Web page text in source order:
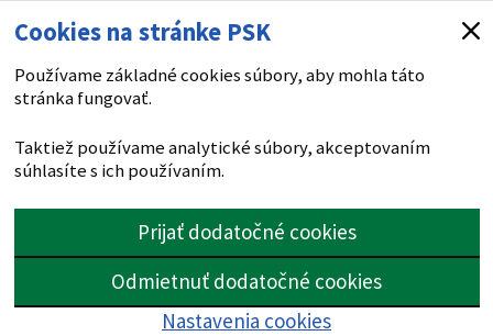
Cookies na stránke PSK
Používame základné cookies súbory, aby mohla táto
stránka fungovať.
Taktiež používame analytické súbory, akceptovaním
súhlasíte s ich používaním.
Prijať dodatočné cookies
Odmietnuť dodatočné cookies
Nastavenia cookies